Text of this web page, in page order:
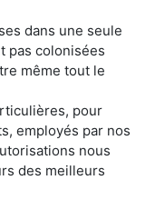
dans une seule
pas colonisées
même tout le
pour
employés par nos
nous
des meilleurs